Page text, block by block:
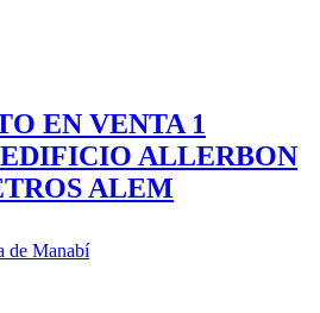
EN VENTA 1
ALLERBON
ALEM
de Manabí